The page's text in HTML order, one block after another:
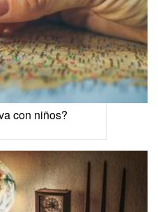
con niños?